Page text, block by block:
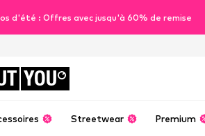
d'été : Offres avec jusqu'à 60% de remise
YOU
Streetwear Premium